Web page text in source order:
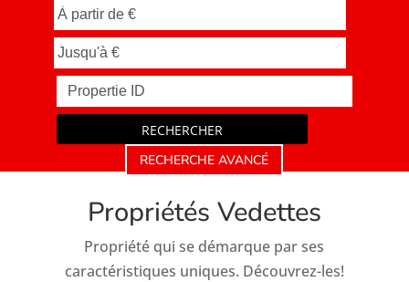
RECHERCHER
RECHERCHE AVANCÉ
Propriétés Vedettes
Propriété qui se démarque par ses
caractéristiques uniques. Découvrez-les!